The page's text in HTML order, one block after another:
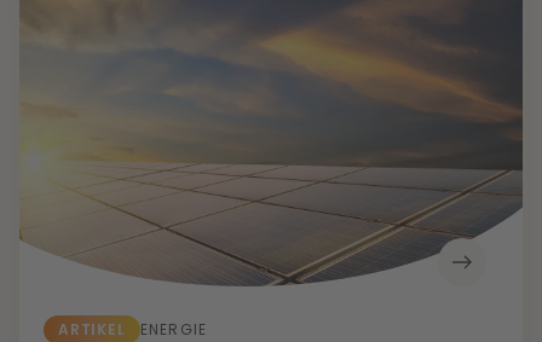
ARTIKEL ENERGIE